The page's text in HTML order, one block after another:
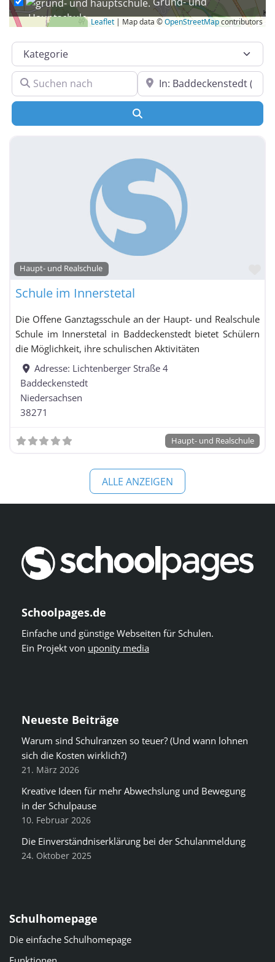
Leaflet | Map data ©OpenStreetMapcontributors
Hauptschule
Grund- und Realschule
Grund-, Haupt-
und Realschule
Gymnasium
Gymnasium mit Grundschul- und Realschulzweig
mit Grundschulzweig
Gymnasium mit Hauptschul- und Realschulzweig
Realschulzweig
Haupt- und Realschule
Hauptschule
Hauptschule mit Förderschulklassen
Integrierte Gesamtschule / Schule mit
Förderschulklassen
Integrierte Gesamtschule / Schule mit
Gesamtschulcharakter / Freie Waldorfschule mit
Grundschulzweig
Kooperative Gesamtschule mit Grundschulzweig
nach Schuljahrgängen gegliedert
Realschule
Kategorie
Suchen nach In der Nähe
Haupt- und Realschule
Schule im Innerstetal
Die Offene Ganztagsschule an der Haupt- und Realschule
Schule im Innerstetal in Baddeckenstedt bietet Schülern
die Möglichkeit, ihre schulischen Aktivitäten
Adresse: Lichtenberger Straße 4
Baddeckenstedt
Niedersachsen
38271
Haupt- und Realschule
ALLE ANZEIGEN
Schoolpages.de
Einfache und günstige Webseiten für Schulen.
Ein Projekt von uponity media
Neueste Beiträge
Warum sind Schulranzen so teuer? (Und wann lohnen
sich die Kosten wirklich?)
21. März 2026
Kreative Ideen für mehr Abwechslung und Bewegung
in der Schulpause
10. Februar 2026
Die Einverständniserklärung bei der Schulanmeldung
24. Oktober 2025
Schulhomepage
Die einfache Schulhomepage